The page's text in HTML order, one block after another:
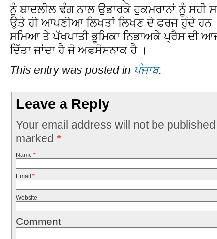
ਨੂੰ ਬਾਦਲੀਲ ਢੰਗ ਨਾਲ ਉਭਾਰਕੇ ਹੁਕਮਰਾਨਾਂ ਨੂੰ ਸਹੀ
ਉਤੇ ਹੀ ਆਪਣੀਆ ਲਿਖਤਾਂ ਲਿਖਣ ਦੇ ਫਰਜ ਹੁੰਦੇ ਹਨ
ਸਮਿਆ ਤੇ ਪੱਖਪਾਤੀ ਭੂਮਿਕਾ ਨਿਭਾਅਕੇ ਪ੍ਰੈਸ ਦੀ
ਦਿੱਤਾ ਜਾਂਦਾ ਹੈ ਜੋ ਅਫਸੋਸਨਾਕ ਹੈ ।
This entry was posted in ਪੰਜਾਬ.
Leave a Reply
Your email address will not be
marked *
Name *
Email *
Website
Comment